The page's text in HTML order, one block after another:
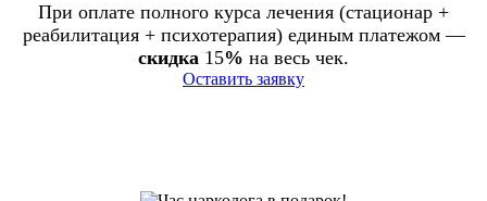
При оплате полного курса лечения (стационар +
реабилитация + психотерапия) единым платежом —
скидка 15% на весь чек.
Оставить заявку